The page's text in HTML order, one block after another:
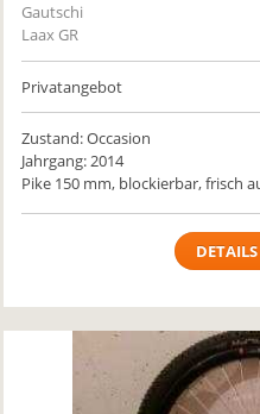
Gautschi
Laax GR
Privatangebot
Zustand: Occasion
Jahrgang: 2014
Pike 150 mm, blockierbar, frisch